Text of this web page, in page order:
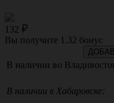
132
Вы получите 1.32 бонус
В наличии во
В наличии в Хабаровске: